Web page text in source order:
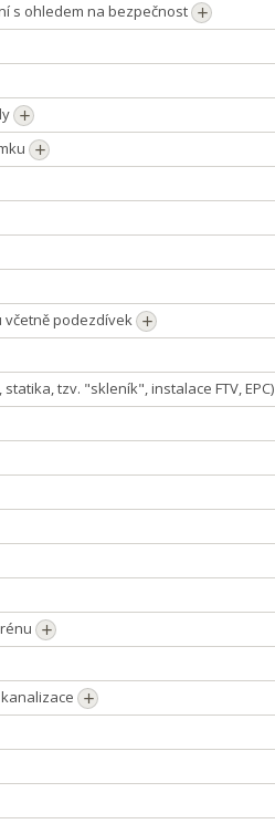
s ohledem na bezpečnost
včetně podezdívek
tzv. "skleník", instalace FTV, EPC)